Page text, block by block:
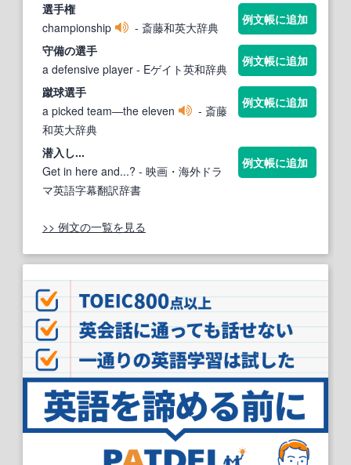
選手権
championship
- 斎藤和英大辞典
例文帳に追加
守備の選手
a defensive player - Eゲイト英和辞典
例文帳に追加
蹴球選手
a picked team―the eleven
- 斎藤
和英大辞典
例文帳に追加
潜入し...
Get in here and...? - 映画・海外ドラ
マ英語字幕翻訳辞書
例文帳に追加
>> 例文の一覧を見る